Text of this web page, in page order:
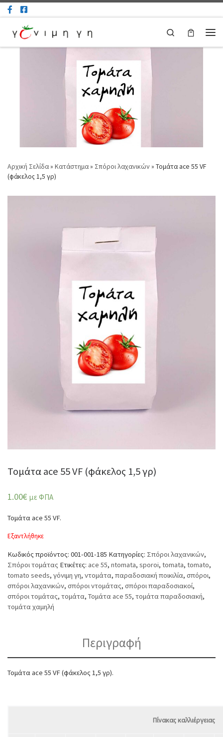
Μετάβαση στο περιεχόμενο
Search
Αρχική Σελίδα» Κατάστημα» Σπόροι λαχανικών» Τομάτα ace 55 VF
(φάκελος 1,5 γρ)
Τομάτα ace 55 VF (φάκελος 1,5 γρ)
1.00€ με ΦΠΑ
Τομάτα ace 55 VF.
Εξαντλήθηκε
Κωδικός προϊόντος: 001-001-185 Κατηγορίες: Σπόροι λαχανικών,
Σπόροι τομάτας Ετικέτες: ace 55, ntomata, sporoi, tomata, tomato,
tomato seeds, γόνιμη γη, ντομάτα, παραδοσιακή ποικιλία, σπόροι,
σπόροι λαχανικών, σπόροι ντομάτας, σπόροι παραδοσιακοί,
σπόροι τομάτας, τομάτα, Τομάτα ace 55, τομάτα παραδοσιακή,
τομάτα χαμηλή
Περιγραφή
Τομάτα ace 55 VF (φάκελος 1,5 γρ).
Πίνακας καλλιέργειας